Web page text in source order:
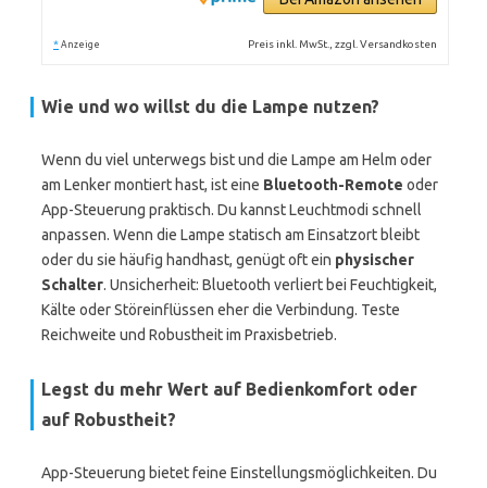
* Anzeige Preis inkl. MwSt., zzgl. Versandkosten
Wie und wo willst du die Lampe nutzen?
Wenn du viel unterwegs bist und die Lampe am Helm oder
am Lenker montiert hast, ist eine Bluetooth-Remote oder
App-Steuerung praktisch. Du kannst Leuchtmodi schnell
anpassen. Wenn die Lampe statisch am Einsatzort bleibt
oder du sie häufig handhast, genügt oft ein physischer
Schalter. Unsicherheit: Bluetooth verliert bei Feuchtigkeit,
Kälte oder Störeinflüssen eher die Verbindung. Teste
Reichweite und Robustheit im Praxisbetrieb.
Legst du mehr Wert auf Bedienkomfort oder
auf Robustheit?
App-Steuerung bietet feine Einstellungsmöglichkeiten. Du